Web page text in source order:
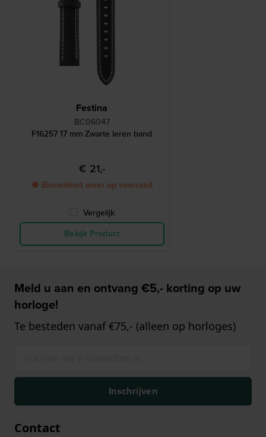
Festina
BC06047
F16257 17 mm Zwarte leren band
€ 21,-
● Binnenkort weer op voorraad
Vergelijk
Bekijk Product
Meld u aan en ontvang €5,- korting op uw
horloge!
Te besteden vanaf €75,- (alleen op horloges)
Inschrijven
Contact